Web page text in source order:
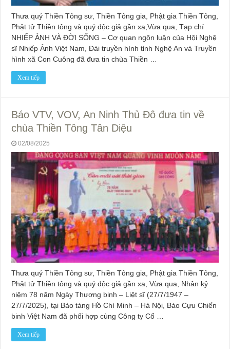
Thưa quý Thiền Tông sư, Thiền Tông gia, Phật gia Thiền Tông,
Phật tử Thiền tông và quý độc giả gần xa,Vừa qua, Tạp chí
NHIẾP ẢNH VÀ ĐỜI SỐNG – Cơ quan ngôn luận của Hội Nghệ
sĩ Nhiếp Ảnh Việt Nam, Đài truyền hình tỉnh Nghệ An và Truyền
hình xã Con Cuông đã đưa tin chùa Thiền …
Xem tiếp
Báo VTV, VOV, An Ninh Thủ Đô đưa tin về
chùa Thiền Tông Tân Diệu
02/08/2025
Thưa quý Thiền Tông sư, Thiền Tông gia, Phật gia Thiền Tông,
Phật tử Thiền tông và quý độc giả gần xa, Vừa qua, Nhân kỷ
niệm 78 năm Ngày Thương binh – Liệt sĩ (27/7/1947 –
27/7/2025), tại Bảo tàng Hồ Chí Minh – Hà Nội, Báo Cựu Chiến
binh Việt Nam đã phối hợp cùng Công ty Cổ …
Xem tiếp